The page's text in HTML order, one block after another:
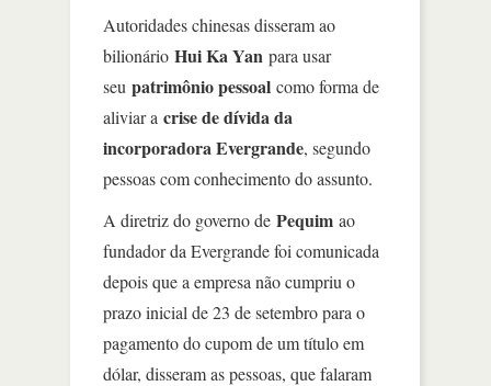
Autoridades chinesas disseram ao
bilionário Hui Ka Yan para usar
seu patrimônio pessoal como forma de
aliviar a crise de dívida da
incorporadora Evergrande, segundo
pessoas com conhecimento do assunto.
A diretriz do governo de Pequim ao
fundador da Evergrande foi comunicada
depois que a empresa não cumpriu o
prazo inicial de 23 de setembro para o
pagamento do cupom de um título em
dólar, disseram as pessoas, que falaram